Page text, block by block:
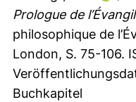
Prologue de
philosophique de
London, S. 75-106.
Buchkapitel